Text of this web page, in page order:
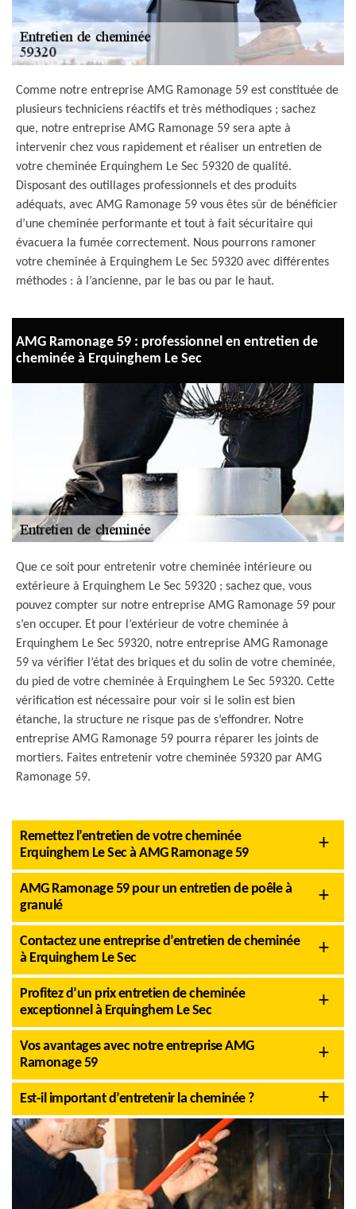
Comme notre entreprise AMG Ramonage 59 est constituée de
plusieurs techniciens réactifs et très méthodiques ; sachez
que, notre entreprise AMG Ramonage 59 sera apte à
intervenir chez vous rapidement et réaliser un entretien de
votre cheminée Erquinghem Le Sec 59320 de qualité.
Disposant des outillages professionnels et des produits
adéquats, avec AMG Ramonage 59 vous êtes sûr de bénéficier
d’une cheminée performante et tout à fait sécuritaire qui
évacuera la fumée correctement. Nous pourrons ramoner
votre cheminée à Erquinghem Le Sec 59320 avec différentes
méthodes : à l’ancienne, par le bas ou par le haut.
AMG Ramonage 59 : professionnel en entretien de
cheminée à Erquinghem Le Sec
Que ce soit pour entretenir votre cheminée intérieure ou
extérieure à Erquinghem Le Sec 59320 ; sachez que, vous
pouvez compter sur notre entreprise AMG Ramonage 59 pour
s’en occuper. Et pour l’extérieur de votre cheminée à
Erquinghem Le Sec 59320, notre entreprise AMG Ramonage
59 va vérifier l’état des briques et du solin de votre cheminée,
du pied de votre cheminée à Erquinghem Le Sec 59320. Cette
vérification est nécessaire pour voir si le solin est bien
étanche, la structure ne risque pas de s’effondrer. Notre
entreprise AMG Ramonage 59 pourra réparer les joints de
mortiers. Faites entretenir votre cheminée 59320 par AMG
Ramonage 59.
Remettez l’entretien de votre cheminée
Erquinghem Le Sec à AMG Ramonage 59
AMG Ramonage 59 pour un entretien de poêle à
granulé
Contactez une entreprise d’entretien de cheminée
à Erquinghem Le Sec
Profitez d’un prix entretien de cheminée
exceptionnel à Erquinghem Le Sec
Vos avantages avec notre entreprise AMG
Ramonage 59
Est-il important d’entretenir la cheminée ?